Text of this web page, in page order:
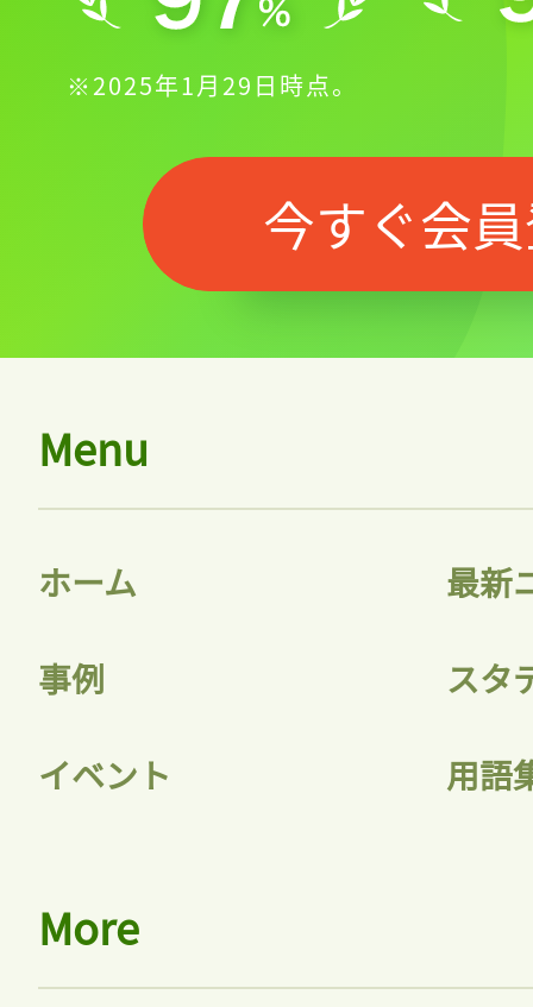
※2025年1月29日時点。
今すぐ会
Menu
ホーム 最新
事例 スタ
イベント 用語
More